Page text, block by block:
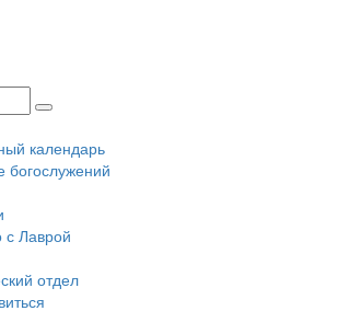
календарь
богослужений
с Лаврой
отдел